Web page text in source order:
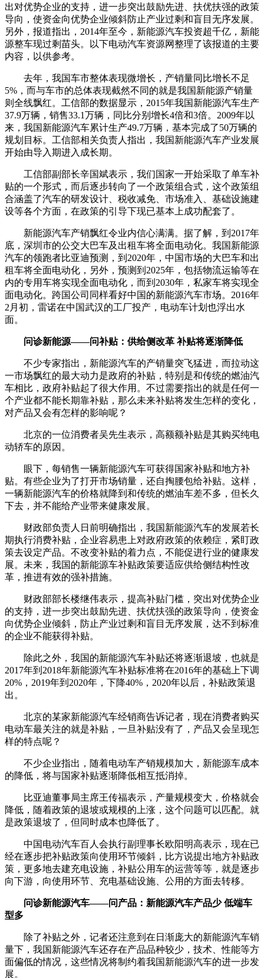
出对优势企业的支持，进一步突出鼓励先进、扶优扶强的政策
导向，使资金向优势企业倾斜防止产业过剩和盲目无序发展。
另外，报道指出，2014年至今，新能源汽车投资超千亿，新能
源整车现过剩苗头。以下电动汽车资源网整理了该报道的主要
内容，以供参考。
去年，我国车市整体表现微增长，产销量同比增长不足
5%，而与车市的总体表现截然不同的就是我国新能源产销量
则全线飘红。工信部的数据显示，2015年我国新能源汽车生产
37.9万辆，销售33.1万辆，同比分别增长4倍和3倍。2009年以
来，我国新能源汽车累计生产49.7万辆，基本完成了50万辆的
规划目标。工信部相关负责人指出，我国新能源汽车产业发展
开始由导入期进入成长期。
工信部副部长辛国斌表示，我们国家一开始采取了单车补
贴的一个形式，而后逐步转向了一个政策组合式，这个政策组
合涵盖了汽车的研发设计、税收减免、市场准入、基础设施建
设等各个方面，在政策的引导下现已基本上成功配套了。
新能源汽车产销飘红令业内信心满满。据了解，到2017年
底，深圳市的公交大巴车及出租车将全面电动化。我国新能源
汽车的领跑者比亚迪预测，到2020年，中国市场的大巴车和出
租车将全面电动化，另外，预测到2025年，包括物流运输等在
内的专用车将实现全面电动化，而到2030年，私家车将实现全
面电动化。跨国公司同样看好中国的新能源汽车市场。2016年
2月初，雷诺在中国武汉的工厂投产，电动车计划也浮出水
面。
问诊新能源——问补贴：供给侧改革 补贴将逐渐降低
不少专家指出，新能源汽车的产销量突飞猛进，而拉动这
一市场飘红的最大动力是政府的补贴，特别是和传统的燃油汽
车相比，政府补贴起了很大作用。不过需要指出的就是任何一
个产业都不能长期靠补贴，那么未来补贴将发生怎样的变化，
对产品又会有怎样的影响呢？
北京的一位消费者吴先生表示，高额额补贴是其购买纯电
动轿车的原因。
眼下，每销售一辆新能源汽车可获得国家补贴和地方补
贴。有些企业为了打开市场销量，还自掏腰包给补贴。这样，
一辆新能源汽车的价格就降到和传统的燃油车差不多，但长久
下去，并不能给产业带来健康发展。
财政部负责人日前明确指出，我国新能源汽车的发展若长
期执行消费补贴，企业容易患上对政府政策的依赖症，紧盯政
策去设定产品。不改变补贴的着力点，不能促进行业的健康发
展。未来，我国的新能源车补贴政策要适应供给侧结构性改
革，推进有效的强补措施。
财政部部长楼继伟表示，提高补贴门槛，突出对优势企业
的支持，进一步突出鼓励先进、扶优扶强的政策导向，使资金
向优势企业倾斜，防止产业过剩和盲目无序发展，达不到标准
的企业不能获得补贴。
除此之外，我国的新能源汽车补贴还将逐渐退坡，也就是
2017年到2018年新能源汽车补贴标准将在2016年的基础上下调
20%，2019年到2020年，下降40%，2020年以后，补贴政策退
出。
北京的某家新能源汽车经销商告诉记者，现在消费者购买
电动车最关注的就是补贴，一旦补贴没有了，产品又会呈现怎
样的特点呢？
不少企业指出，随着电动车产销规模加大，新能源车成本
的降低，将与国家补贴逐渐降低相互抵消掉。
比亚迪董事局主席王传福表示，产量规模变大，价格就会
降低，随着政策的退坡或规模的上涨，这个问题可以匹配。就
是政策退坡了，但同时成本也降低了。
中国电动汽车百人会执行副理事长欧阳明高表示，现在已
经在逐步把补贴政策向使用环节倾斜，比方说提出地方补贴政
策，更多地去建充电设施，补贴公用车的运营等等，就是逐步
向下游，向使用环节、充电基础设施、公用的方面去转移。
问诊新能源汽车——问产品：新能源汽车产品少 低端车
型多
除了补贴之外，记者还注意到在日渐庞大的新能源汽车销
量下，我国新能源汽车还存在产品品种较少，技术、性能等方
面偏低的情况，这些情况将制约着我国新能源汽车的进一步发
展。